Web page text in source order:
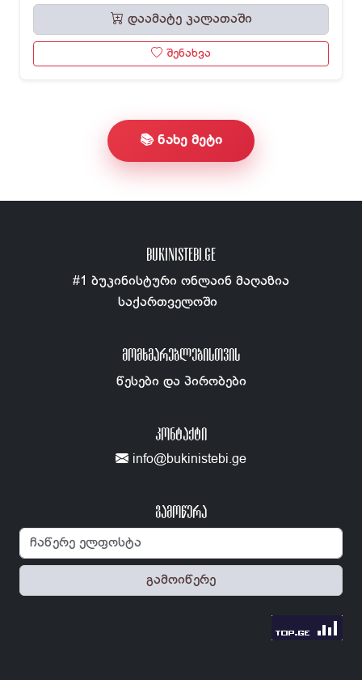
დაამატე კალათაში
შენახვა
📚 ნახე მეტი
BUKINISTEBI.GE
#1 ბუკინისტური ონლაინ მაღაზია
საქართველოში
ᲛᲝᲛᲮᲛᲐᲠᲔᲑᲚᲔᲑᲘᲡᲗᲕᲘᲡ
წესები და პირობები
ᲙᲝᲜᲢᲐᲥᲢᲘ
info@bukinistebi.ge
გამოწერა
გამოიწერე